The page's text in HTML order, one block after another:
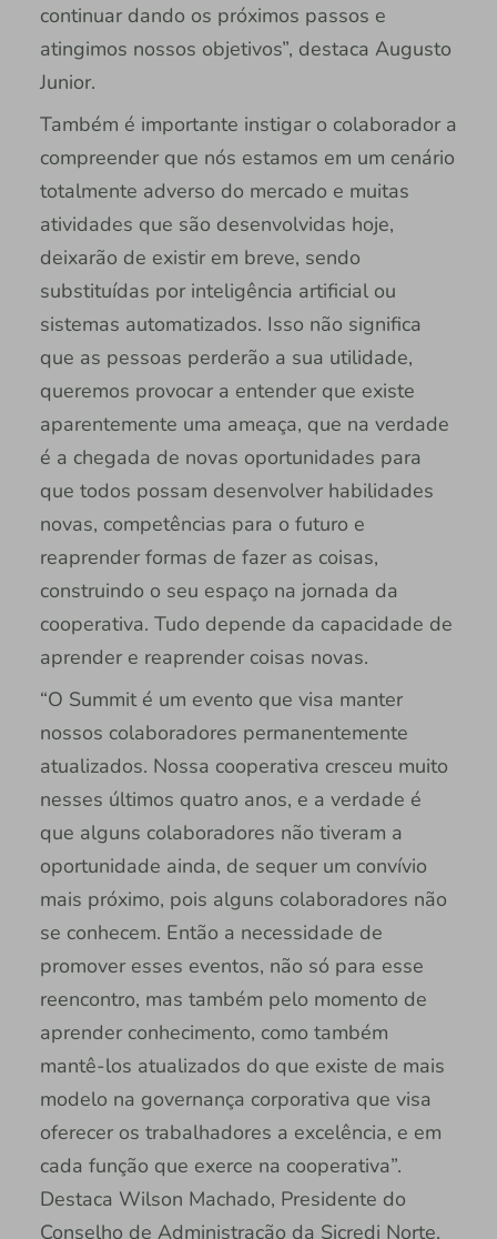
continuar dando os próximos passos e
atingimos nossos objetivos”, destaca Augusto
Junior.
Também é importante instigar o colaborador a
compreender que nós estamos em um cenário
totalmente adverso do mercado e muitas
atividades que são desenvolvidas hoje,
deixarão de existir em breve, sendo
substituídas por inteligência artificial ou
sistemas automatizados. Isso não significa
que as pessoas perderão a sua utilidade,
queremos provocar a entender que existe
aparentemente uma ameaça, que na verdade
é a chegada de novas oportunidades para
que todos possam desenvolver habilidades
novas, competências para o futuro e
reaprender formas de fazer as coisas,
construindo o seu espaço na jornada da
cooperativa. Tudo depende da capacidade de
aprender e reaprender coisas novas.
“O Summit é um evento que visa manter
nossos colaboradores permanentemente
atualizados. Nossa cooperativa cresceu muito
nesses últimos quatro anos, e a verdade é
que alguns colaboradores não tiveram a
oportunidade ainda, de sequer um convívio
mais próximo, pois alguns colaboradores não
se conhecem. Então a necessidade de
promover esses eventos, não só para esse
reencontro, mas também pelo momento de
aprender conhecimento, como também
mantê-los atualizados do que existe de mais
modelo na governança corporativa que visa
oferecer os trabalhadores a excelência, e em
cada função que exerce na cooperativa”.
Destaca Wilson Machado, Presidente do
Conselho de Administração da Sicredi Norte.